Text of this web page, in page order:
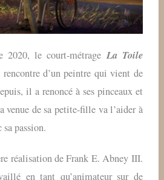
2020, le court-métrage La Toile
d’un peintre qui vient de
il a renoncé à ses pinceaux et
venue de sa petite-fille va l’aider à
sa passion.
réalisation de Frank E. Abney III.
en tant qu’animateur sur de